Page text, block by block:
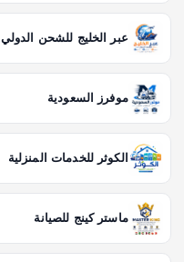
عبر الخليج للشحن الدولي
موفرز السعودية
الكوثر للخدمات المنزلية
ماستر كينج للصيانة